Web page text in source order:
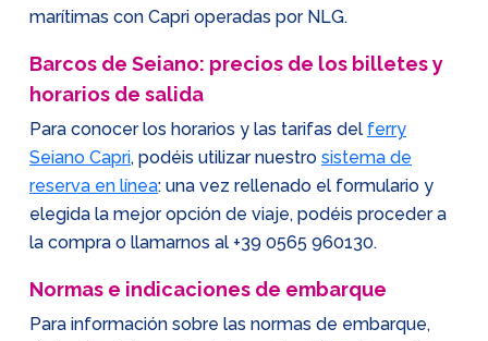
marítimas con Capri operadas por NLG.
Barcos de Seiano: precios de los billetes y
horarios de salida
Para conocer los horarios y las tarifas del ferry
Seiano Capri, podéis utilizar nuestro sistema de
reserva en línea: una vez rellenado el formulario y
elegida la mejor opción de viaje, podéis proceder a
la compra o llamarnos al +39 0565 960130.
Normas e indicaciones de embarque
Para información sobre las normas de embarque,